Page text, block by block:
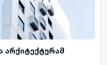
არქიტექტურამ